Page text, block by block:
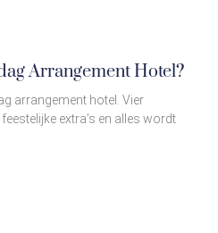
Arrangement Hotel?
arrangement hotel. Vier
extra’s en alles wordt